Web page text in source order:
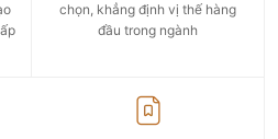
chọn, khẳng định vị thế hàng
đầu trong ngành